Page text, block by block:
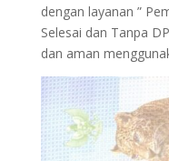
dengan layanan ”
Selesai dan Tanpa
dan aman